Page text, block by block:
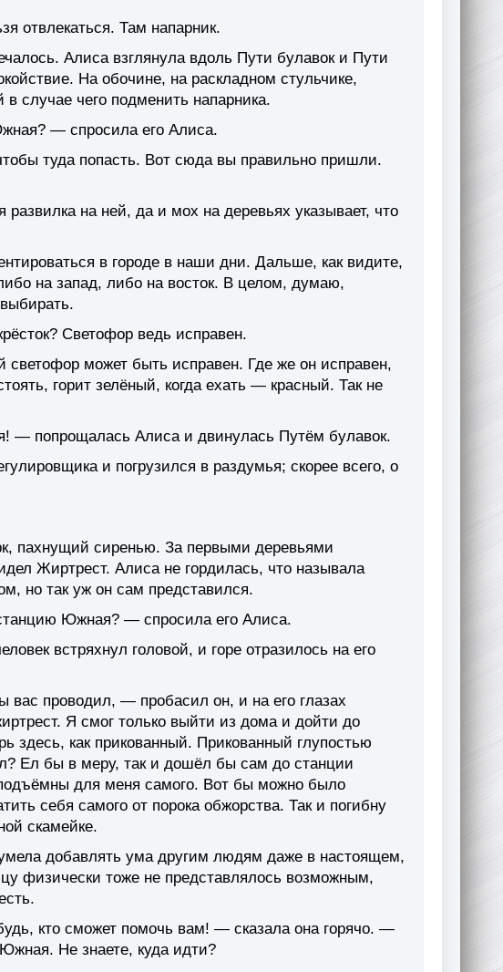
отвлекаться. Там напарник.
Алиса взглянула вдоль Пути булавок и Пути
На обочине, на раскладном стульчике,
случае чего подменить напарника.
— спросила его Алиса.
туда попасть. Вот сюда вы правильно пришли.
на ней, да и мох на деревьях указывает, что
в городе в наши дни. Дальше, как видите,
на запад, либо на восток. В целом, думаю,
Светофор ведь исправен.
может быть исправен. Где же он исправен,
горит зелёный, когда ехать — красный. Так не
попрощалась Алиса и двинулась Путём булавок.
и погрузился в раздумья; скорее всего, о
пахнущий сиренью. За первыми деревьями
Жиртрест. Алиса не гордилась, что называла
но так уж он сам представился.
Южная? — спросила его Алиса.
встряхнул головой, и горе отразилось на его
проводил, — пробасил он, и на его глазах
Я смог только выйти из дома и дойти до
здесь, как прикованный. Прикованный глупостью
Ел бы в меру, так и дошёл бы сам до станции
для меня самого. Вот бы можно было
себя самого от порока обжорства. Так и погибну
скамейке.
добавлять ума другим людям даже в настоящем,
физически тоже не представлялось возможным,
кто сможет помочь вам! — сказала она горячо. —
Не знаете, куда идти?